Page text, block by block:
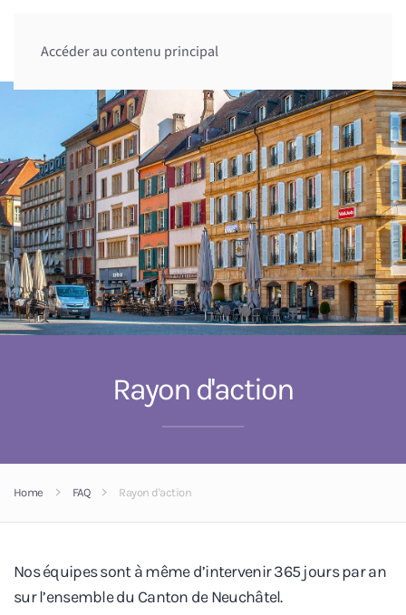
Accéder au contenu principal
Rayon d'action
Home FAQ Rayon d'action
Nos équipes sont à même d’intervenir 365 jours par an
sur l’ensemble du Canton de Neuchâtel.